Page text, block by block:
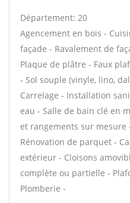
Département: 20
Agencement en bois -
façade - Ravalement de
Plaque de plâtre - Faux
- Sol souple (vinyle, lino,
Carrelage - Installation
eau - Salle de bain clé en
et rangements sur mesure
Rénovation de parquet -
extérieur - Cloisons
complète ou partielle -
Plomberie -